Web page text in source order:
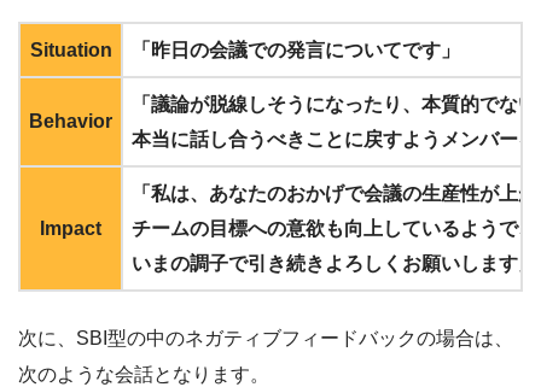
Situation 「昨日の会議での発言についてです」
Behavior
「議論が脱線しそうになったり、本質的でな
本当に話し合うべきことに戻すようメンバー
Impact
「私は、あなたのおかげで会議の生産性が上
チームの目標への意欲も向上しているようで
いまの調子で引き続きよろしくお願いします」
次に、SBI型の中のネガティブフィードバックの場合は、
次のような会話となります。